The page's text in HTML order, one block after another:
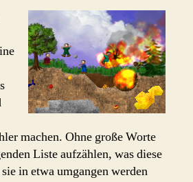
machen. Ohne große Worte
Liste aufzählen, was diese
in etwa umgangen werden